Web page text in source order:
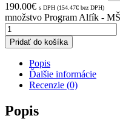
190.00€ s DPH (154.47€ bez DPH)
množstvo Program Alfík -
Pridať do košíka
Popis
Ďalšie informácie
Recenzie (0)
Popis